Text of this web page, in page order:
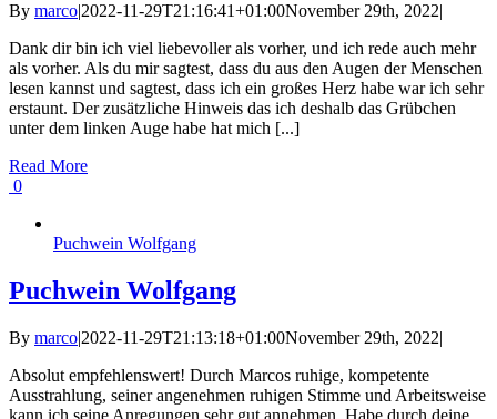
By marco|2022-11-29T21:16:41+01:00November 29th, 2022|
Dank dir bin ich viel liebevoller als vorher, und ich rede auch mehr
als vorher. Als du mir sagtest, dass du aus den Augen der Menschen
lesen kannst und sagtest, dass ich ein großes Herz habe war ich sehr
erstaunt. Der zusätzliche Hinweis das ich deshalb das Grübchen
unter dem linken Auge habe hat mich [...]
Read More
0
Puchwein Wolfgang
Puchwein Wolfgang
By marco|2022-11-29T21:13:18+01:00November 29th, 2022|
Absolut empfehlenswert! Durch Marcos ruhige, kompetente
Ausstrahlung, seiner angenehmen ruhigen Stimme und Arbeitsweise
kann ich seine Anregungen sehr gut annehmen. Habe durch deine